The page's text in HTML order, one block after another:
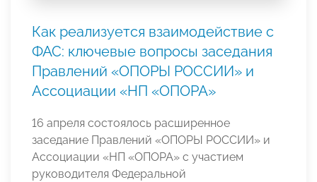
Как реализуется взаимодействие с
ФАС: ключевые вопросы заседания
Правлений «ОПОРЫ РОССИИ» и
Ассоциации «НП «ОПОРА»
16 апреля состоялось расширенное
заседание Правлений «ОПОРЫ РОССИИ» и
Ассоциации «НП «ОПОРА» с участием
руководителя Федеральной